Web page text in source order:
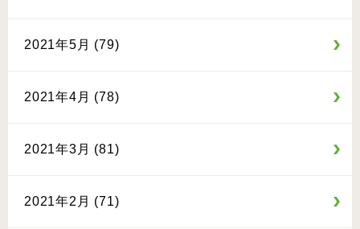
2021年5月 (79)
2021年4月 (78)
2021年3月 (81)
2021年2月 (71)